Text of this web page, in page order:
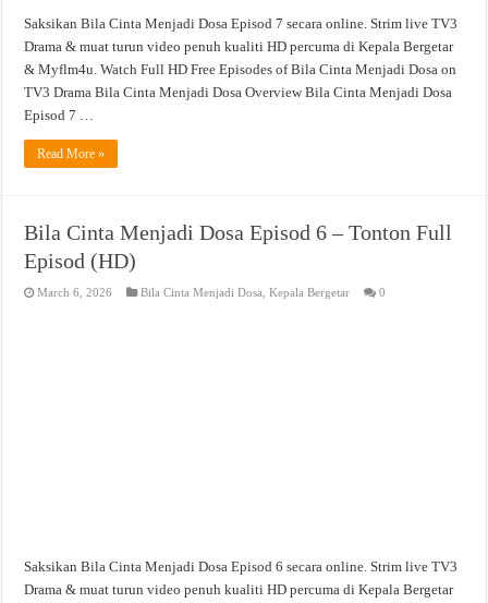
Saksikan Bila Cinta Menjadi Dosa Episod 7 secara online. Strim live TV3
Drama & muat turun video penuh kualiti HD percuma di Kepala Bergetar
& Myflm4u. Watch Full HD Free Episodes of Bila Cinta Menjadi Dosa on
TV3 Drama Bila Cinta Menjadi Dosa Overview Bila Cinta Menjadi Dosa
Episod 7 …
Read More »
Bila Cinta Menjadi Dosa Episod 6 – Tonton Full
Episod (HD)
March 6, 2026 Bila Cinta Menjadi Dosa ,Kepala Bergetar 0
Saksikan Bila Cinta Menjadi Dosa Episod 6 secara online. Strim live TV3
Drama & muat turun video penuh kualiti HD percuma di Kepala Bergetar